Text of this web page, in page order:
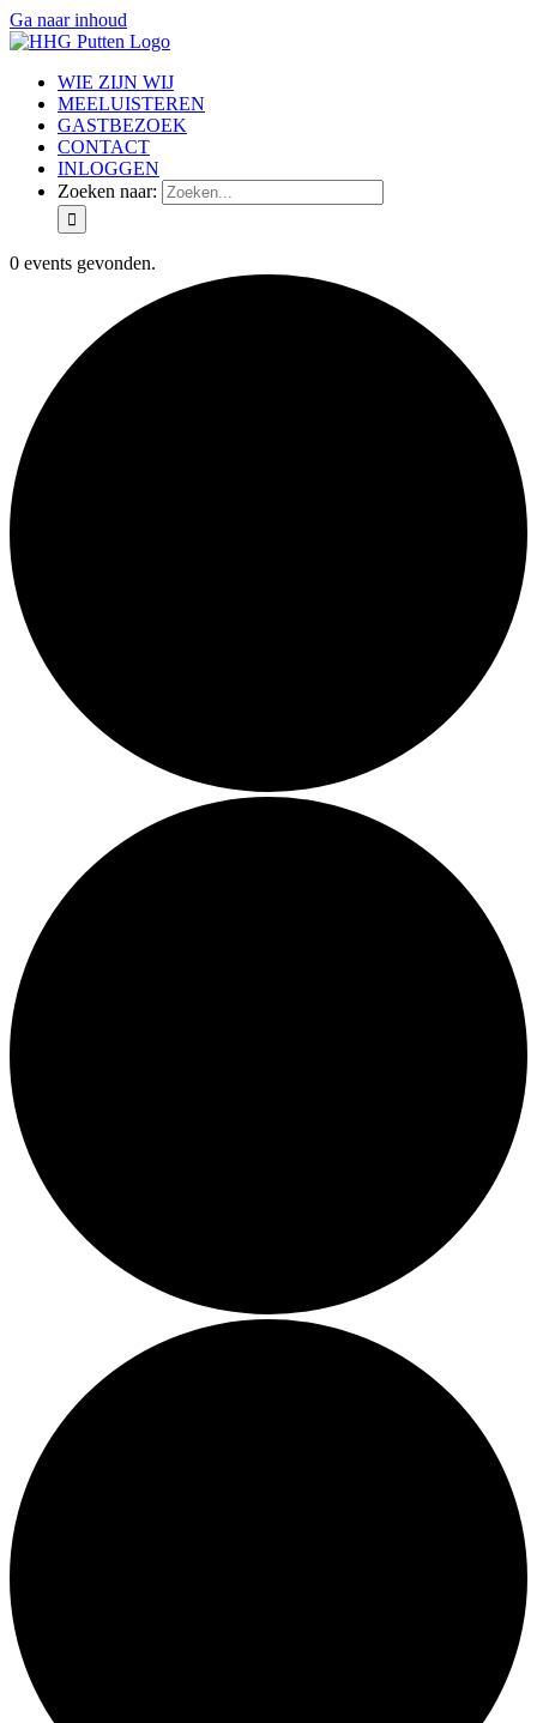
Ga naar inhoud
WIE ZIJN WIJ
MEELUISTEREN
GASTBEZOEK
CONTACT
INLOGGEN
Zoeken naar:
0 events gevonden.